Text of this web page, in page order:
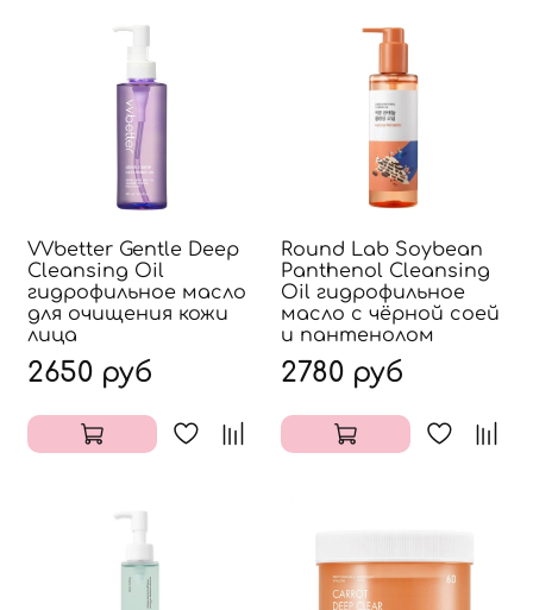
VVbetter Gentle Deep
Cleansing Oil
гидрофильное масло
для очищения кожи
лица
2650 руб
Round Lab Soybean
Panthenol Cleansing
Oil гидрофильное
масло с чёрной соей
и пантенолом
2780 руб